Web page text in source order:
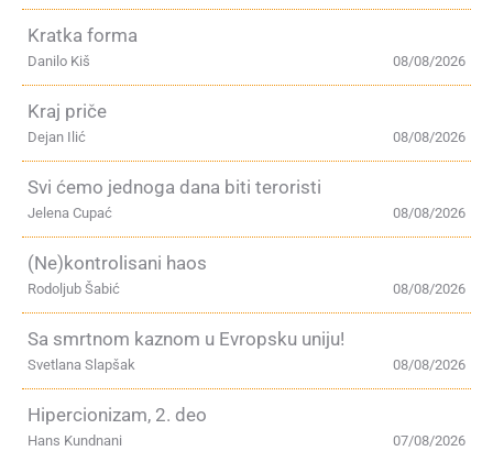
Kratka forma
08/08/2026
Danilo Kiš
Kraj priče
08/08/2026
Dejan Ilić
Svi ćemo jednoga dana biti teroristi
08/08/2026
Jelena Cupać
(Ne)kontrolisani haos
08/08/2026
Rodoljub Šabić
Sa smrtnom kaznom u Evropsku uniju!
08/08/2026
Svetlana Slapšak
Hipercionizam, 2. deo
07/08/2026
Hans Kundnani